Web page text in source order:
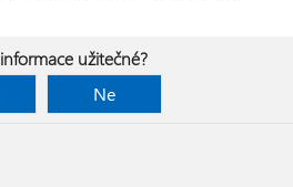
užitečné?
Ne